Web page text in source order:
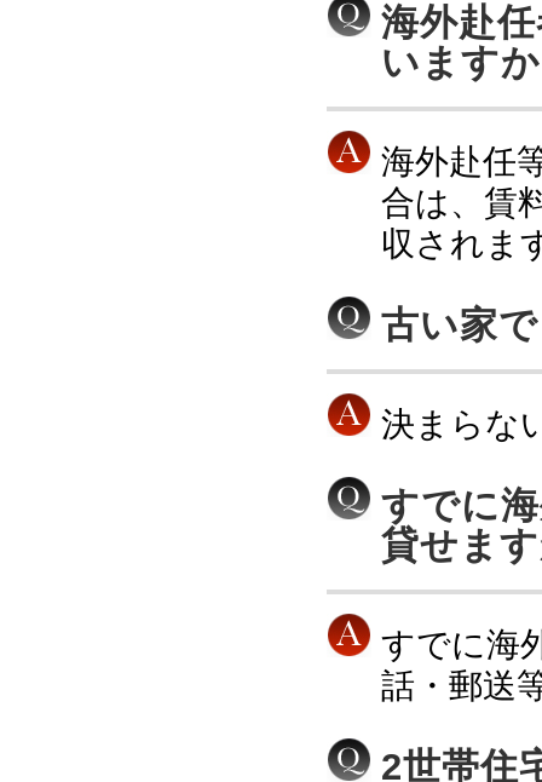
海外赴
います
海外赴任
合は、賃
収されま
古い家
決まらな
すでに
貸せま
すでに海
話・郵送
2世帯住